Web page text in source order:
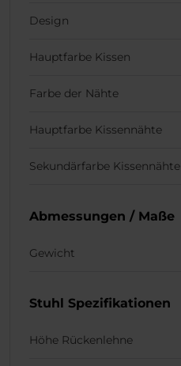
Design
Hauptfarbe Kissen
Farbe der Nähte
Hauptfarbe Kissennähte
Sekundärfarbe Kissennähte
Abmessungen / Maße
Gewicht
Stuhl Spezifikationen
Höhe Rückenlehne